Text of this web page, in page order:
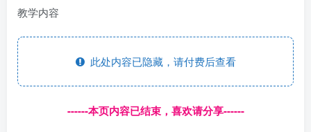
教学内容
此处内容已隐藏，请付费后查看
------本页内容已结束，喜欢请分享------